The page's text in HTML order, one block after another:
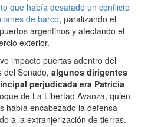
que había desatado un conflicto
de barco, paralizando el
argentinos y afectando el
exterior.
impacto puertas adentro del
del Senado, algunos dirigentes
perjudicada era Patricia
de La Libertad Avanza, quien
había encabezado la defensa
a la extranjerización de tierras.